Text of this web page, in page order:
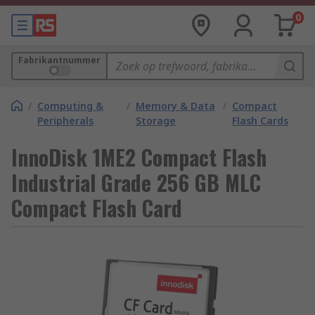
0
Fabrikantnummer
/ Computing &
Peripherals
/ Memory & Data
Storage
/ Compact
Flash Cards
InnoDisk 1ME2 Compact Flash
Industrial Grade 256 GB MLC
Compact Flash Card